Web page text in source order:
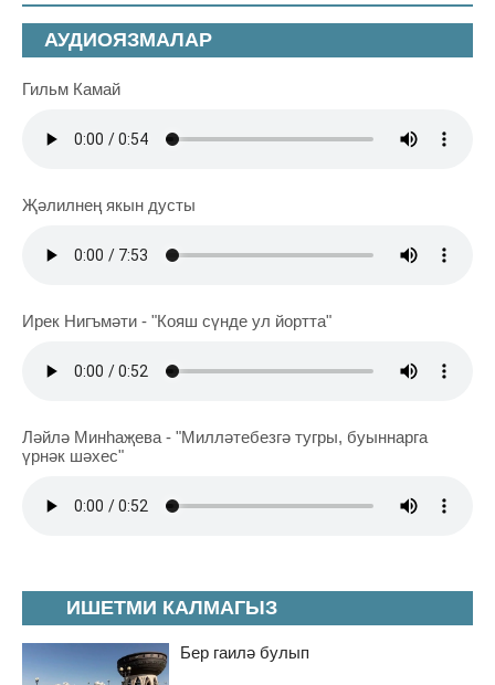
ИШЕТМИ КАЛМАГЫЗ
Бер гаилә булып
АУДИОЯЗМАЛАР
Гильм Камай
Җәлилнең якын дусты
Ирек Нигъмәти - "Кояш сүнде ул йортта"
Ләйлә Минһаҗева - "Милләтебезгә тугры, буыннарга
үрнәк шәхес"